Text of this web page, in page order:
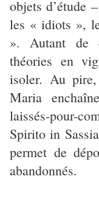
objets d’étude
les « idiots »,
». Autant de
théories en
isoler. Au
Maria
laissés-pour-
Spirito in
permet de
abandonnés.